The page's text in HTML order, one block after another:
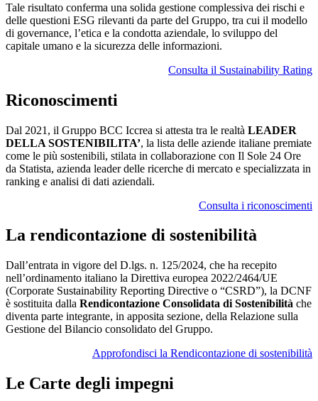
Tale risultato conferma una solida gestione complessiva dei rischi e
delle questioni ESG rilevanti da parte del Gruppo, tra cui il modello
di governance, l’etica e la condotta aziendale, lo sviluppo del
capitale umano e la sicurezza delle informazioni.
Consulta il Sustainability Rating
Riconoscimenti
Dal 2021, il Gruppo BCC Iccrea si attesta tra le realtà LEADER
DELLA SOSTENIBILITA’, la lista delle aziende italiane premiate
come le più sostenibili, stilata in collaborazione con Il Sole 24 Ore
da Statista, azienda leader delle ricerche di mercato e specializzata in
ranking e analisi di dati aziendali.
Consulta i riconoscimenti
La rendicontazione di sostenibilità
Dall’entrata in vigore del D.lgs. n. 125/2024, che ha recepito
nell’ordinamento italiano la Direttiva europea 2022/2464/UE
(Corporate Sustainability Reporting Directive o “CSRD”), la DCNF
è sostituita dalla Rendicontazione Consolidata di Sostenibilità che
diventa parte integrante, in apposita sezione, della Relazione sulla
Gestione del Bilancio consolidato del Gruppo.
Approfondisci la Rendicontazione di sostenibilità
Le Carte degli impegni